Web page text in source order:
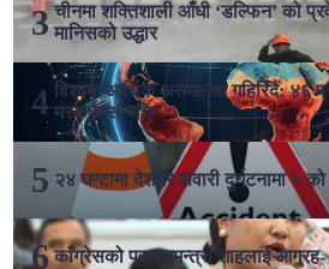
चीनमा शक्तिशाली आँधी ‘डल्फिन’ को
मानिसको उद्धार
विश्वमा आर्थिक असमानता गहिरिँदै: ४६
मस्ककै सम्पत्ति
२४ घण्टामा देशभर सवारी दुर्घटनामा ५
काँग्रेसको प्रधानमन्त्री शाहलाई